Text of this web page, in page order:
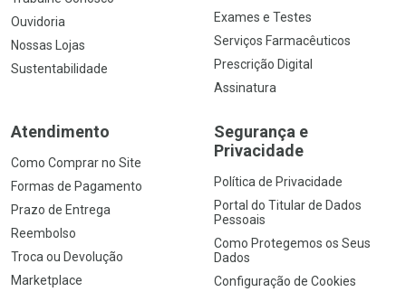
Ouvidoria
Nossas Lojas
Sustentabilidade
Exames e Testes
Serviços Farmacêuticos
Prescrição Digital
Assinatura
Atendimento
Como Comprar no Site
Formas de Pagamento
Prazo de Entrega
Reembolso
Troca ou Devolução
Marketplace
Segurança e
Privacidade
Política de Privacidade
Portal do Titular de Dados
Pessoais
Como Protegemos os Seus
Dados
Configuração de Cookies